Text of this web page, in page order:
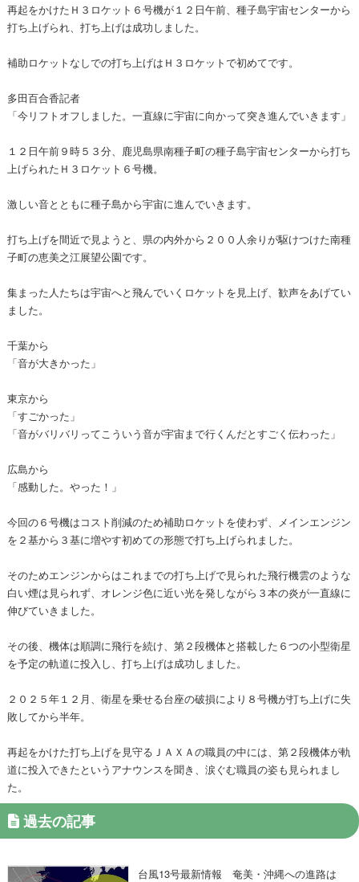
再起をかけたＨ３ロケット６号機が１２日午前、種子島宇宙センターから
打ち上げられ、打ち上げは成功しました。
補助ロケットなしでの打ち上げはＨ３ロケットで初めてです。
多田百合香記者
「今リフトオフしました。一直線に宇宙に向かって突き進んでいきます」
１２日午前９時５３分、鹿児島県南種子町の種子島宇宙センターから打ち
上げられたＨ３ロケット６号機。
激しい音とともに種子島から宇宙に進んでいきます。
打ち上げを間近で見ようと、県の内外から２００人余りが駆けつけた南種
子町の恵美之江展望公園です。
集まった人たちは宇宙へと飛んでいくロケットを見上げ、歓声をあげてい
ました。
千葉から
「音が大きかった」
東京から
「すごかった」
「音がバリバリってこういう音が宇宙まで行くんだとすごく伝わった」
広島から
「感動した。やった！」
今回の６号機はコスト削減のため補助ロケットを使わず、メインエンジン
を２基から３基に増やす初めての形態で打ち上げられました。
そのためエンジンからはこれまでの打ち上げで見られた飛行機雲のような
白い煙は見られず、オレンジ色に近い光を発しながら３本の炎が一直線に
伸びていきました。
その後、機体は順調に飛行を続け、第２段機体と搭載した６つの小型衛星
を予定の軌道に投入し、打ち上げは成功しました。
２０２５年１２月、衛星を乗せる台座の破損により８号機が打ち上げに失
敗してから半年。
再起をかけた打ち上げを見守るＪＡＸＡの職員の中には、第２段機体が軌
道に投入できたというアナウンスを聞き、涙ぐむ職員の姿も見られまし
た。
過去の記事
台風13号最新情報 奄美・沖縄への進路は